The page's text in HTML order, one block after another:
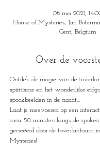
08 mei 2021,
House of Mysteries, Jan
Gent, Belgium
Over de
Ontdek de magie van de
spiritisme en het wonderlijke
spookbeelden in de nacht...
Laat je meevoeren op een
circa 50 minuten langs de
gecreëerd door de toverlantaarn
Mysteries!